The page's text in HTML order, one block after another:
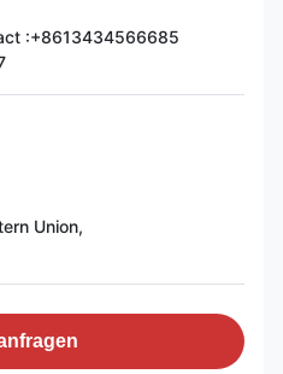
:+8613434566685
Union,